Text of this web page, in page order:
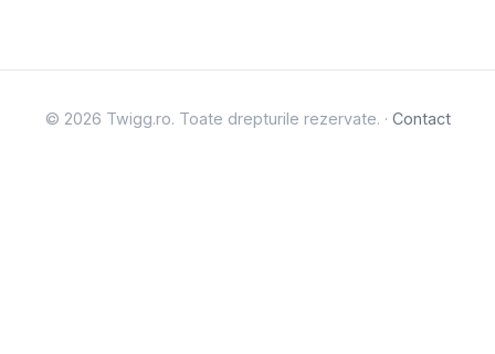
© 2026 Twigg.ro. Toate drepturile rezervate. · Contact